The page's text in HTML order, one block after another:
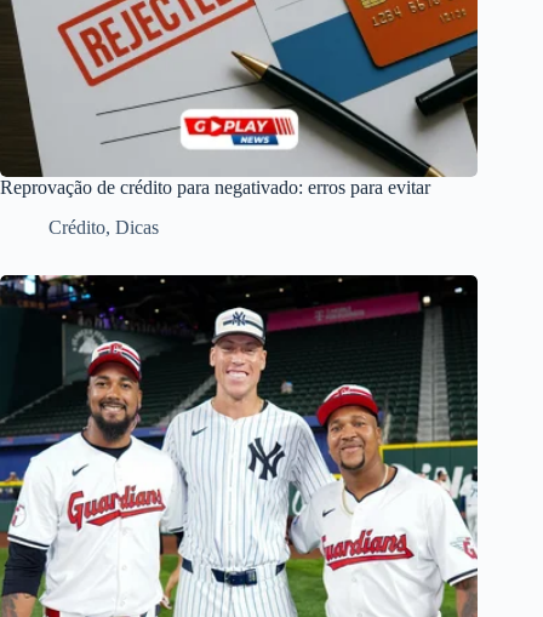
Reprovação de crédito para negativado: erros para evitar
Crédito, Dicas